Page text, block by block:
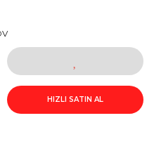
HIZLI SATIN AL